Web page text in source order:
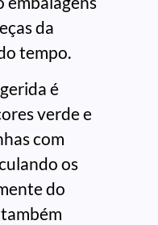
da
tempo.
é
verde e
com
os
do